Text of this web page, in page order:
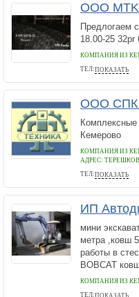
ООО MTK
Предлогаем
18.00-25
КОМПАНИЯ ИЗ
ТЕЛ:ПОКАЗАТЬ
89803683452
ООО СПК
Комплексные
Кемерово
КОМПАНИЯ ИЗ
АДРЕС:
ТЕЛ:ПОКАЗАТЬ
+7 (3842) 31-
ИП
мини
метра ,ковш
работы в
BOBCAT
КОМПАНИЯ ИЗ
ТЕЛ:ПОКАЗАТЬ
8-950-263-38-38